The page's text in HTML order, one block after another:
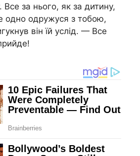
Все за нього, як за дитину,
одно одружуся з тобою,
він їй услід. — Все